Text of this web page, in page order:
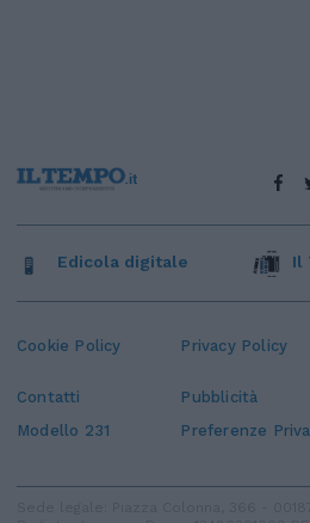
Cookie Policy Privacy Policy
Contatti Pubblicità
Modello 231
Preferenze
Edicola digitale Il